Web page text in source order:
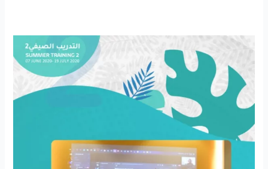
ناشئة
في
وادي
تعزز
الابتكار